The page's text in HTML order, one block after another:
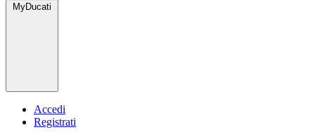
MyDucati
Accedi
Registrati